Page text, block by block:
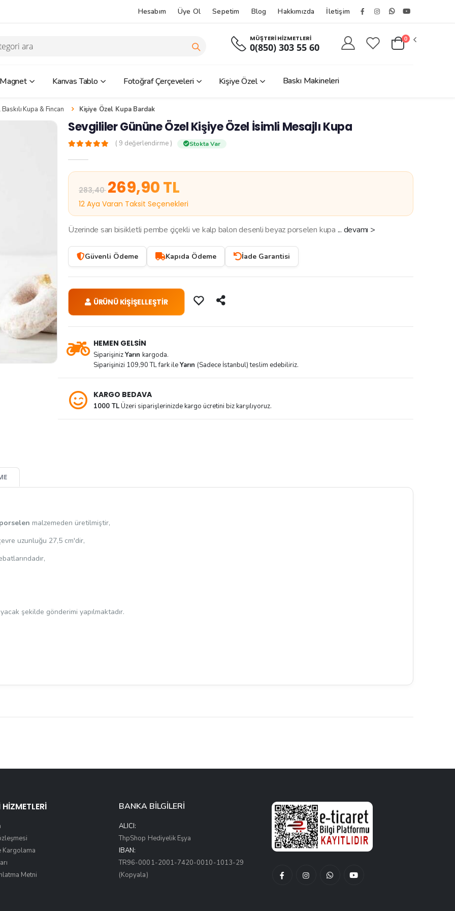
Hesabım Üye Ol Sepetim Blog Hakkımızda İletişim
MÜŞTERİ HİZMETLERİ
0(850) 303 55 60
0
Kanvas Tablo Fotoğraf Çerçeveleri Kişiye Özel Baskı Makineleri
Kupa & Fincan Kişiye Özel Kupa Bardak
Sevgililer Gününe Özel Kişiye Özel İsimli Mesajlı Kupa
( 9 değerlendirme ) Stokta Var
283,40 269,90 TL
12 Aya Varan Taksit Seçenekleri
Üzerinde sarı bisikletli pembe çiçekli ve kalp balon desenli beyaz porselen kupa ... devamı >
Güvenli Ödeme Kapıda Ödeme İade Garantisi
ÜRÜNÜ KİŞİŞELLEŞTİR
HEMEN GELSİN
SiparişinizYarın kargoda.
Siparişinizi 109,90 TL fark ileYarın (Sadece İstanbul) teslim edebiliriz.
KARGO BEDAVA
1000 TLÜzeri siparişlerinizde kargo ücretini biz karşılıyoruz.
malzemeden üretilmiştir,
uzunluğu 27,5 cm'dir,
şekilde gönderimi yapılmaktadır.
Kargolama
Metni
BANKA BİLGİLERİ
ALICI:
ThpShop Hediyelik Eşya
IBAN:
TR96-0001-2001-7420-0010-1013-29
(Kopyala)